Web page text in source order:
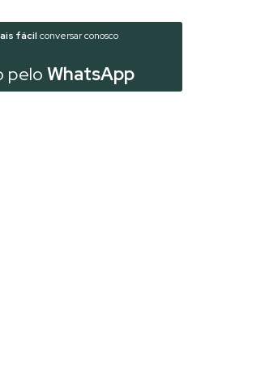
fácil conversar conosco
pelo WhatsApp